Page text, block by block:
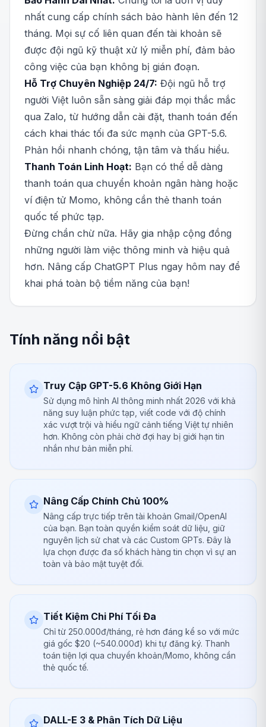
nhất cung cấp chính sách bảo hành lên đến 12
tháng. Mọi sự cố liên quan đến tài khoản sẽ
được đội ngũ kỹ thuật xử lý miễn phí, đảm bảo
công việc của bạn không bị gián đoạn.
Hỗ Trợ Chuyên Nghiệp 24/7: Đội ngũ hỗ trợ
người Việt luôn sẵn sàng giải đáp mọi thắc mắc
qua Zalo, từ hướng dẫn cài đặt, thanh toán đến
cách khai thác tối đa sức mạnh của GPT-5.6.
Phản hồi nhanh chóng, tận tâm và thấu hiểu.
Thanh Toán Linh Hoạt: Bạn có thể dễ dàng
thanh toán qua chuyển khoản ngân hàng hoặc
ví điện tử Momo, không cần thẻ thanh toán
quốc tế phức tạp.
Đừng chần chừ nữa. Hãy gia nhập cộng đồng
những người làm việc thông minh và hiệu quả
hơn. Nâng cấp ChatGPT Plus ngay hôm nay để
khai phá toàn bộ tiềm năng của bạn!
Tính năng nổi bật
Truy Cập GPT-5.6 Không Giới Hạn
Sử dụng mô hình AI thông minh nhất 2026 với khả
năng suy luận phức tạp, viết code với độ chính
xác vượt trội và hiểu ngữ cảnh tiếng Việt tự nhiên
hơn. Không còn phải chờ đợi hay bị giới hạn tin
nhắn như bản miễn phí.
Nâng Cấp Chính Chủ 100%
Nâng cấp trực tiếp trên tài khoản Gmail/OpenAI
của bạn. Bạn toàn quyền kiểm soát dữ liệu, giữ
nguyên lịch sử chat và các Custom GPTs. Đây là
lựa chọn được đa số khách hàng tin chọn vì sự an
toàn và bảo mật tuyệt đối.
Tiết Kiệm Chi Phí Tối Đa
Chỉ từ 250.000đ/tháng, rẻ hơn đáng kể so với mức
giá gốc $20 (~540.000đ) khi tự đăng ký. Thanh
toán tiện lợi qua chuyển khoản/Momo, không cần
thẻ quốc tế.
DALL-E 3 & Phân Tích Dữ Liệu